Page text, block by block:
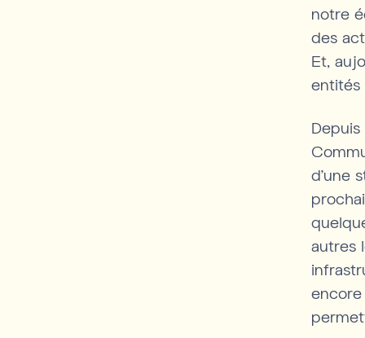
notre
des
Et,
entités
d’une
autres